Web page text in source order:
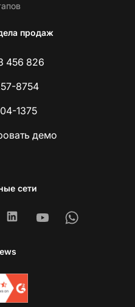
продаж
456 826
8754
1375
демо
сети
LinkedinYoutubeWhatsapp